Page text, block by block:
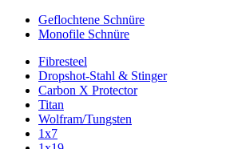
Geflochtene Schnüre
Monofile Schnüre
Fibresteel
Dropshot-Stahl & Stinger
Carbon X Protector
Titan
Wolfram/Tungsten
1x7